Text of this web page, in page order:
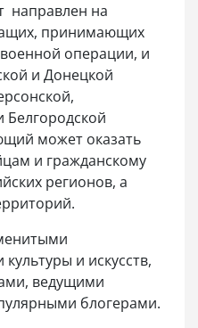
направлен на
принимающих
операции, и
и Донецкой
Белгородской
может оказать
и гражданскому
регионов, а
и искусств,
ведущими
блогерами.